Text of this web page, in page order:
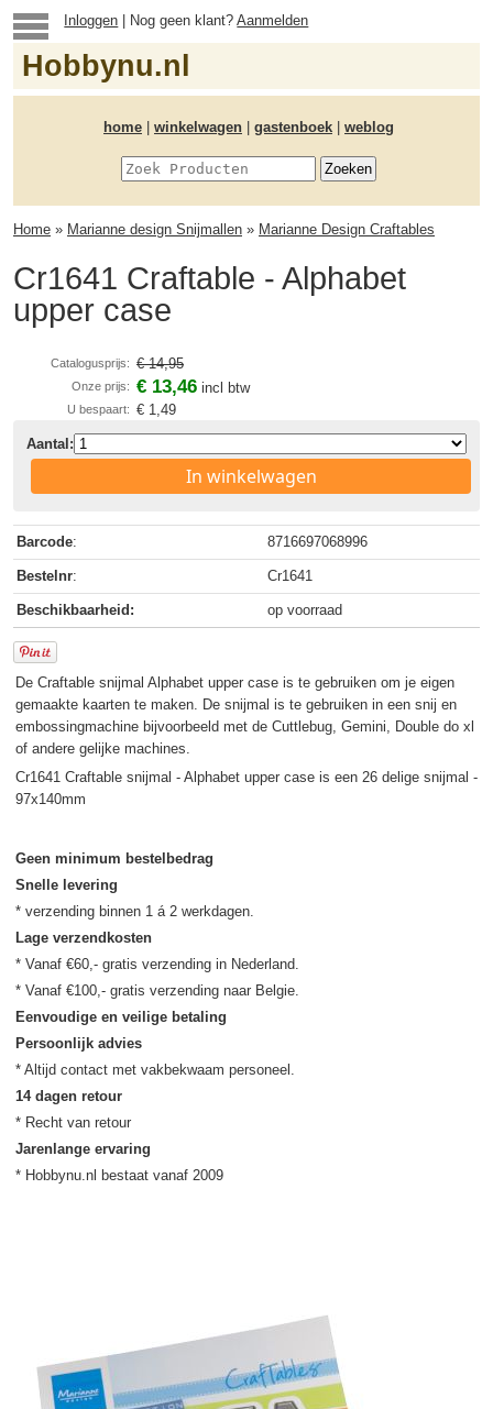
Inloggen | Nog geen klant?Aanmelden
Hobbynu.nl
home winkelwagen gastenboek weblog
Home » Marianne design Snijmallen » Marianne Design Craftables
Cr1641 Craftable - Alphabet
upper case
Catalogusprijs: € 14,95
Onze prijs: € 13,46 incl btw
U bespaart: € 1,49
Aantal:
In winkelwagen
Barcode: 8716697068996
Bestelnr: Cr1641
Beschikbaarheid: op voorraad
De Craftable snijmal Alphabet upper case is te gebruiken om je eigen
gemaakte kaarten te maken. De snijmal is te gebruiken in een snij en
embossingmachine bijvoorbeeld met de Cuttlebug, Gemini, Double do xl
of andere gelijke machines.
Cr1641 Craftable snijmal - Alphabet upper case is een 26 delige snijmal -
97x140mm
Geen minimum bestelbedrag
Snelle levering
Lage verzendkosten
* Vanaf €60,- gratis verzending in Nederland.
Eenvoudige en veilige betaling
Persoonlijk advies
14 dagen retour
Jarenlange ervaring
* Hobbynu.nl bestaat vanaf 2009